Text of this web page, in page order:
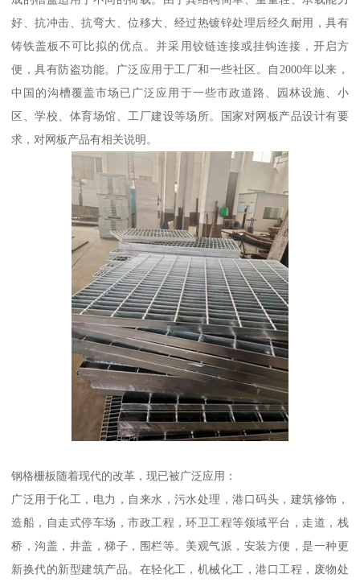
好、抗冲击、抗弯大、位移大、经过热镀锌处理后经久耐用，具有
铸铁盖板不可比拟的优点。并采用铰链连接或挂钩连接，开启方
便，具有防盗功能。广泛应用于工厂和一些社区。自2000年以来，
中国的沟槽覆盖市场已广泛应用于一些市政道路、园林设施、小
区、学校、体育场馆、工厂建设等场所。国家对网板产品设计有要
求，对网板产品有相关说明。
钢格栅板随着现代的改革，现已被广泛应用：
广泛用于化工，电力，自来水，污水处理，港口码头，建筑修饰，
造船，自走式停车场，市政工程，环卫工程等领域平台，走道，栈
桥，沟盖，井盖，梯子，围栏等。美观气派，安装方便，是一种更
新换代的新型建筑产品。在轻化工，机械化工，港口工程，废物处